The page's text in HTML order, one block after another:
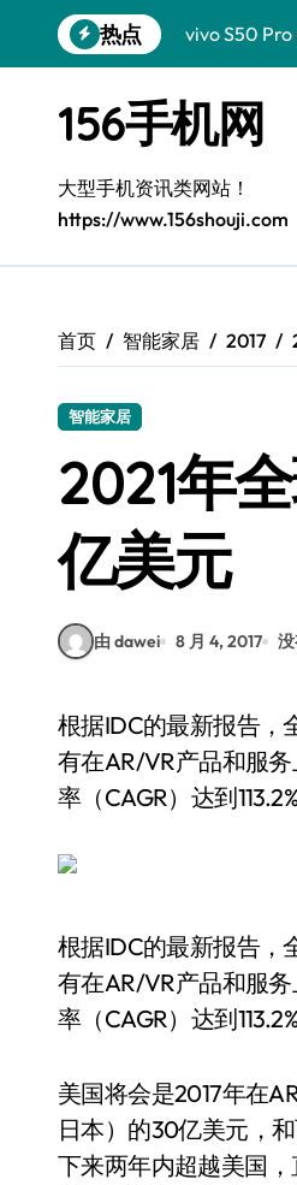
到
热点
vivo S50
三星Galaxy
小米17 Pro
S25 Ultra颜
Galaxy
Galaxy A56
vivo S50新
156手机网
大型手机资讯类网站！
https://www.156shouji.com
首页 智能家居 2017
智能家居
2021年
亿美元
由 dawei 8 月 4, 2017
根据IDC的最新报告，全球范围内AR和VR市场的收入预计将在接下来四年内翻倍，甚至更多。所
有在AR/VR产品和服
率（CAGR）达到
根据IDC的最新报告，
有在AR/VR产品和服
率（CAGR）达到113.2%
美国将会是2017年在
日本）的30亿美元，
下来两年内超越美国